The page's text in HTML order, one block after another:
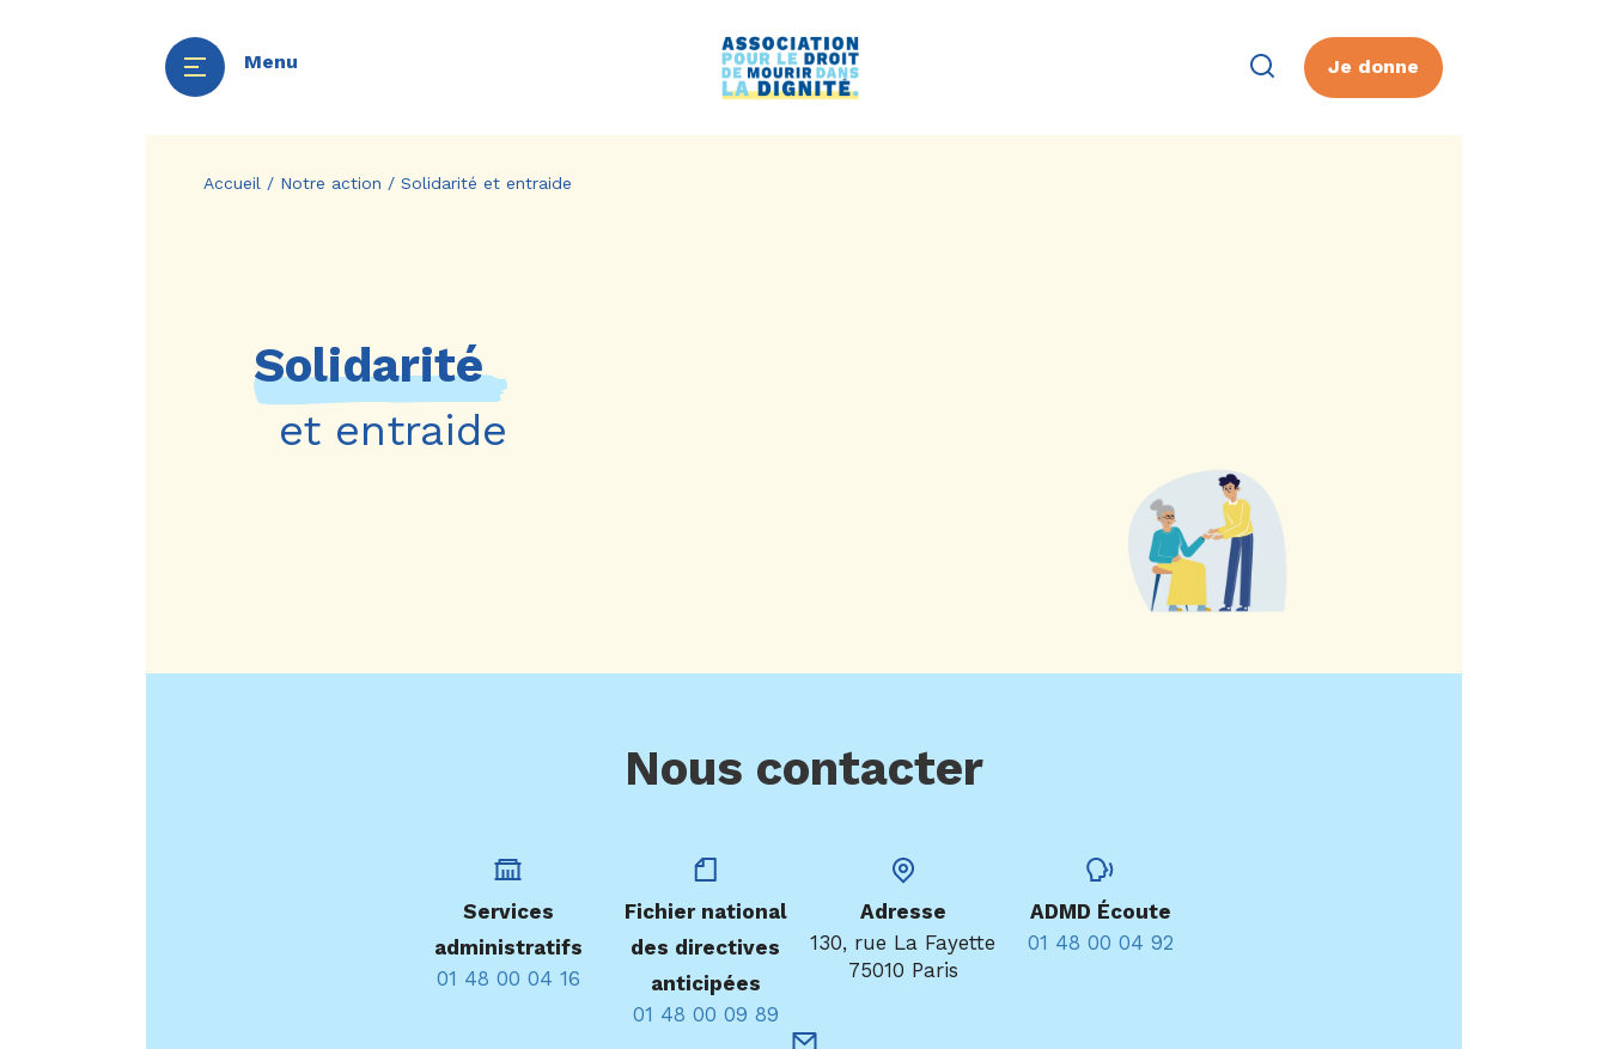
Menu Je donne
Accueil / Notre action / Solidarité et entraide
Solidarité
et entraide
Nous contacter
Services
administratifs
01 48 00 04 16
Fichier national
des directives
anticipées
01 48 00 09 89
Adresse
130, rue La Fayette
75010 Paris
ADMD Écoute
01 48 00 04 92